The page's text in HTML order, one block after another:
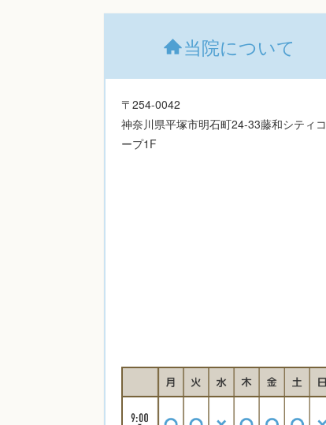
当院について
〒254-0042
神奈川県平塚市明石町24-33藤和シティコ
ープ1F